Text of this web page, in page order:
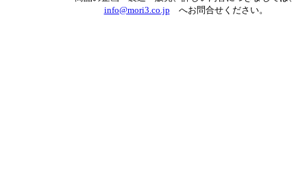
info@mori3.co.jp へお問合せください。